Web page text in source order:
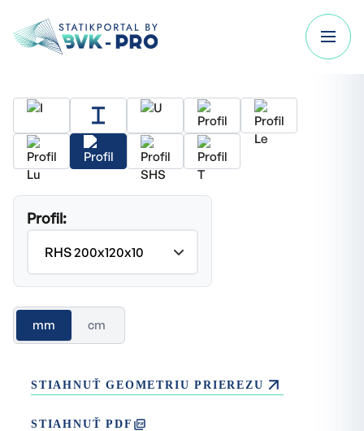
Profil:
mm cm
STIAHNUŤ GEOMETRIU PRIEREZU
STIAHNUŤ PDF